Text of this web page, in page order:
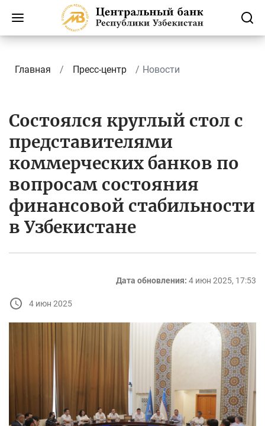
Главная Пресс-центр Новости
Состоялся круглый стол с
представителями
коммерческих банков по
вопросам состояния
финансовой стабильности
в Узбекистане
Дата обновления: 4 июн 2025, 17:53
4 июн 2025